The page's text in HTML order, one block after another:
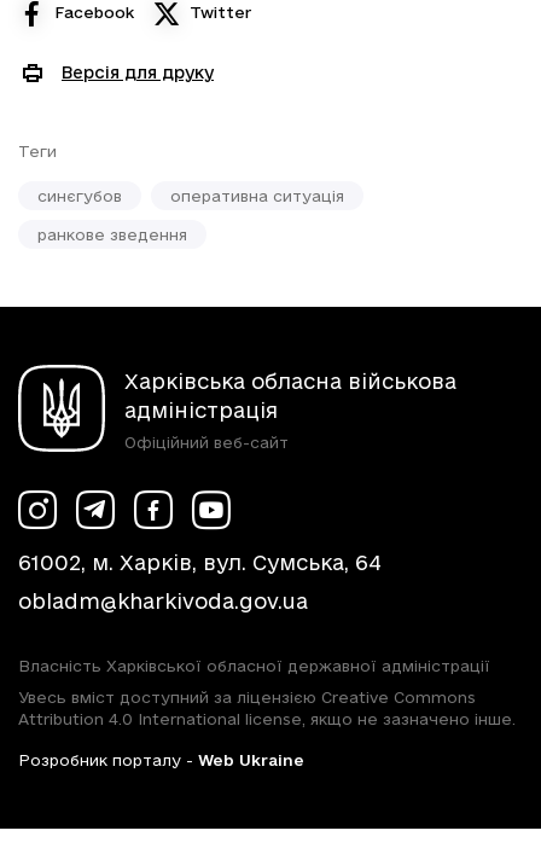
Facebook Twitter
Версія для друку
Теги
синєгубов оперативна ситуація
ранкове зведення
Харківська обласна військова
адміністрація
Офіційний веб-сайт
61002, м. Харків, вул. Сумська, 64
obladm@kharkivoda.gov.ua
Власність Харківської обласної державної адміністрації
Увесь вміст доступний за ліцензією Creative Commons
Attribution 4.0 International license, якщо не зазначено інше.
Розробник порталу - Web Ukraine